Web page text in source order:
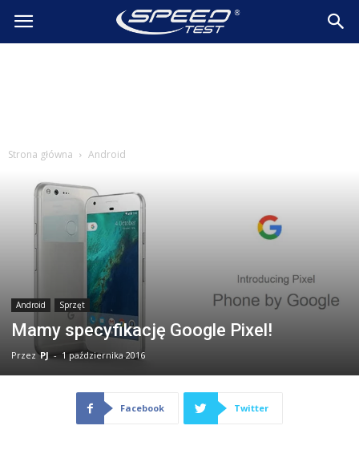
SpeedTest.pl
Strona główna Android
Android Sprzęt
Mamy specyfikację Google Pixel!
Przez PJ - 1 października 2016
Facebook Twitter